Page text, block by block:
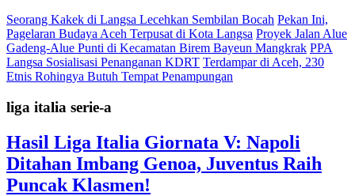
Seorang Kakek di Langsa Lecehkan Sembilan Bocah Pekan Ini,
Pagelaran Budaya Aceh Terpusat di Kota Langsa Proyek Jalan Alue
Gadeng-Alue Punti di Kecamatan Birem Bayeun Mangkrak PPA
Langsa Sosialisasi Penanganan KDRT Terdampar di Aceh, 230
Etnis Rohingya Butuh Tempat Penampungan
liga italia serie-a
Hasil Liga Italia Giornata V: Napoli
Ditahan Imbang Genoa, Juventus Raih
Puncak Klasmen!